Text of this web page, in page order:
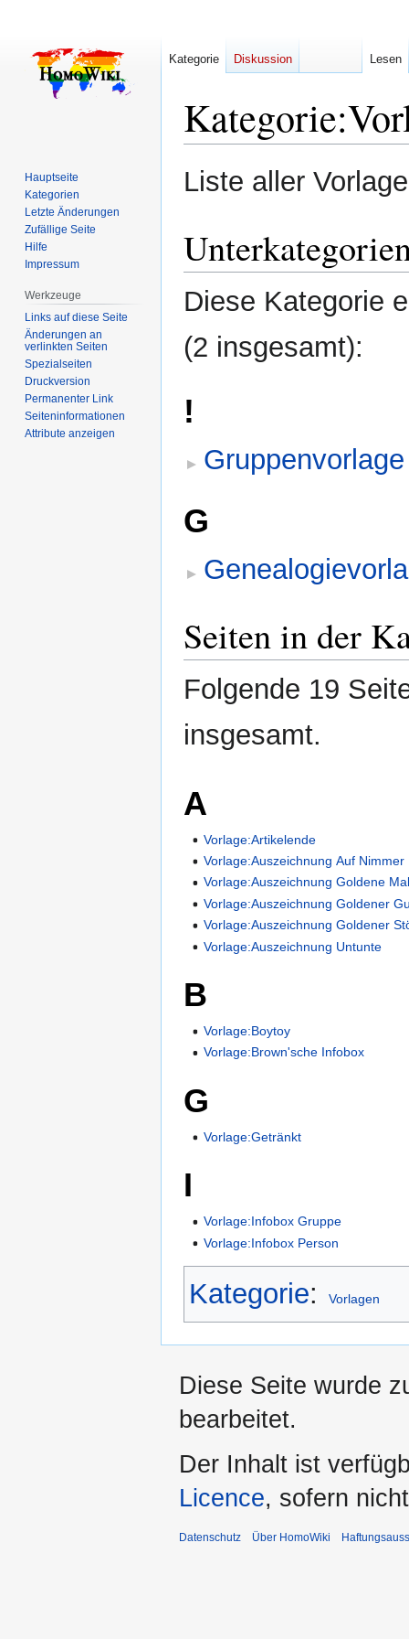
Kategorie:
Zur
Navigation
Zur
Suche
Liste aller
Diese Kategorie
(2 insgesamt):
!
Gruppenvorlage
G
Seiten in der
Folgende 19
insgesamt.
A
Vorlage:Artikelende
Vorlage:Auszeichnung Auf Nimmer
Vorlage:Auszeichnung Goldene
Vorlage:Auszeichnung Goldener
Vorlage:Auszeichnung Goldener
Vorlage:Auszeichnung Untunte
B
Vorlage:Boytoy
Vorlage:Brown'sche Infobox
G
Vorlage:Getränkt
I
Vorlage:Infobox Gruppe
Vorlage:Infobox Person
Kategorie: Vorlagen
Kategorie Diskussion Lesen
Hauptseite
Kategorien
Letzte Änderungen
Zufällige Seite
Hilfe
Impressum
Werkzeuge
Links auf diese Seite
Änderungen an
verlinkten Seiten
Spezialseiten
Druckversion
Permanenter Link
Seiten­­informationen
Attribute anzeigen
Diese Seite wurde
bearbeitet.
Der Inhalt ist
Licence, sofern
Datenschutz Über HomoWiki